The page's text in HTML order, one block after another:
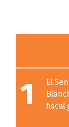
1
El
fiscal